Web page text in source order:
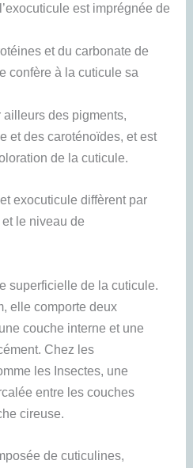
est imprégnée de
et du carbonate de
confère à la cuticule sa
ailleurs des pigments,
et des caroténoïdes, et est
de la cuticule.
exocuticule diffèrent par
le niveau de
superficielle de la cuticule.
elle comporte deux
couche interne et une
Chez les
les Insectes, une
entre les couches
cireuse.
de cuticulines,